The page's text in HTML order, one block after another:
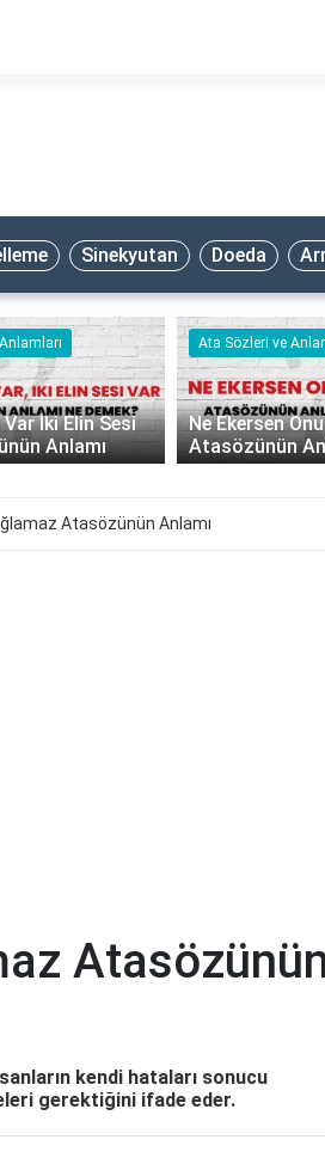
Sinekyutan Doeda
İki Elin Sesi
Anlamı
Ata Sözleri ve
Ne Ekersen
Atasözünün
Atasözünün Anlamı
kendi hataları sonucu
gerektiğini ifade eder.